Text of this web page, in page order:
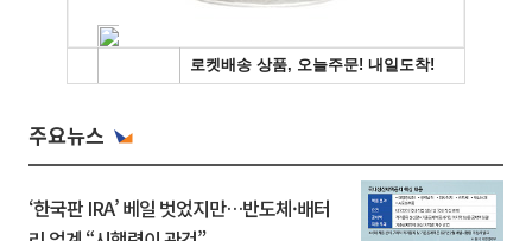
주요뉴스
‘한국판 IRA’ 베일 벗었지만…반도체·배터